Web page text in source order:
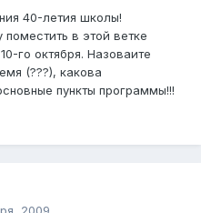
40-летия школы!
в этой ветке
го октября. Назоваите
(???), какова
пункты программы!!!